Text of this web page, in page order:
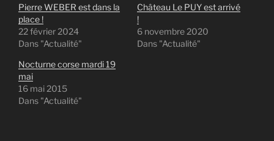
Pierre WEBER est dans la
place !
22 février 2024
Dans "Actualité"
Château Le PUY est arrivé
!
6 novembre 2020
Dans "Actualité"
Nocturne corse mardi 19
mai
16 mai 2015
Dans "Actualité"